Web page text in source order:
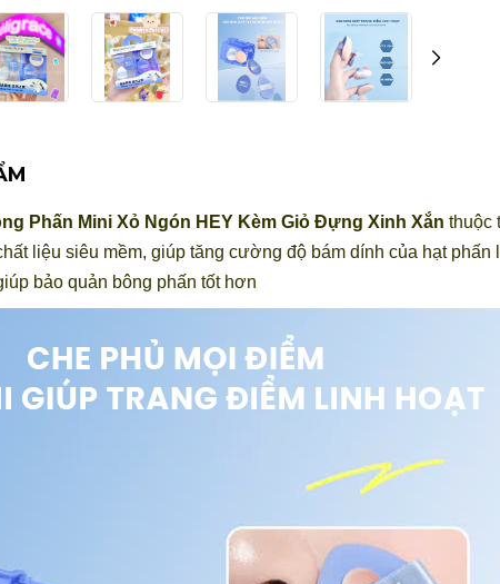
Phấn Mini Xỏ Ngón HEY Kèm Giỏ Đựng Xinh Xắn thuộc
liệu siêu mềm, giúp tăng cường độ bám dính của hạt
bảo quản bông phấn tốt hơn